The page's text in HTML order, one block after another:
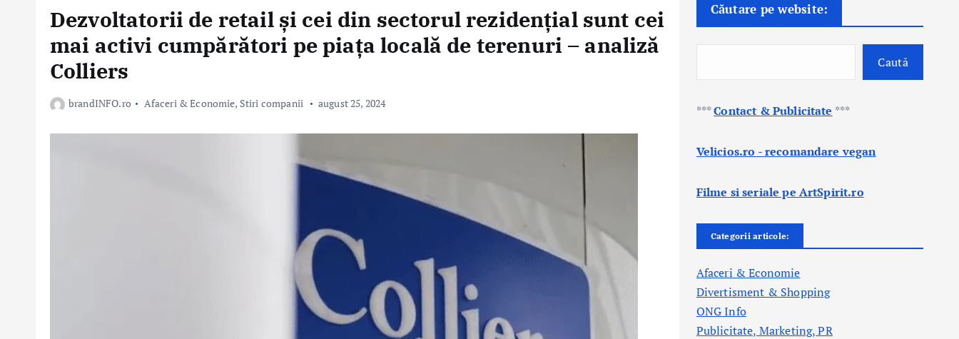
Dezvoltatorii de retail și cei din sectorul rezidențial sunt cei
mai activi cumpărători pe piața locală de terenuri – analiză
Colliers
brandINFO.ro Afaceri & Economie, Stiri companii august 25, 2024
Căutare pe website:
Caută
***Contact & Publicitate ***
Velicios.ro - recomandare vegan
Filme si seriale pe ArtSpirit.ro
Categorii articole:
Afaceri & Economie
Divertisment & Shopping
ONG Info
Publicitate, Marketing, PR